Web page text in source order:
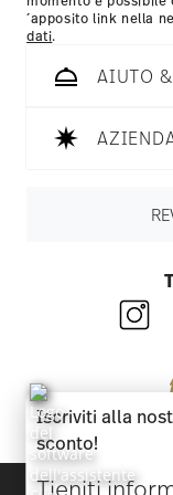
´apposito link nella
dati.
AIUTO
Iscriviti alla
sconto!
Tieniti